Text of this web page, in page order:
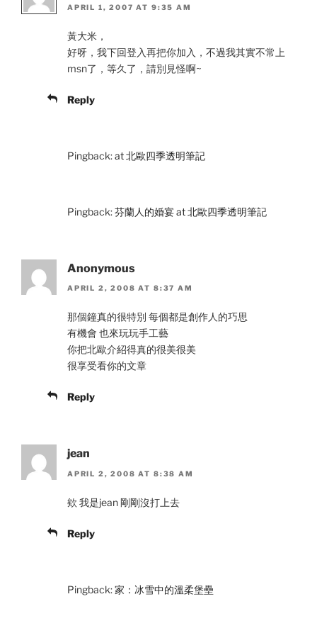
APRIL 1, 2007 AT 9:35 AM
黃大米，
好呀，我下回登入再把你加入，不過我其實不常上
msn了，等久了，請別見怪啊~
Reply
Pingback:at 北歐四季透明筆記
Pingback:芬蘭人的婚宴 at 北歐四季透明筆記
Anonymous
APRIL 2, 2008 AT 8:37 AM
那個鐘真的很特別 每個都是創作人的巧思
有機會 也來玩玩手工藝
你把北歐介紹得真的很美很美
很享受看你的文章
Reply
jean
APRIL 2, 2008 AT 8:38 AM
欸 我是jean 剛剛沒打上去
Reply
Pingback:家：冰雪中的溫柔堡壘